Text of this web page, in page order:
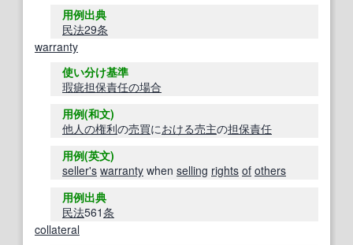
用例出典
民法29条
warranty
使い分け基準
瑕疵担保責任の場合
用例(和文)
他人の権利の売買における売主の担保責任
用例(英文)
seller's warranty when selling rights of others
用例出典
民法561条
collateral